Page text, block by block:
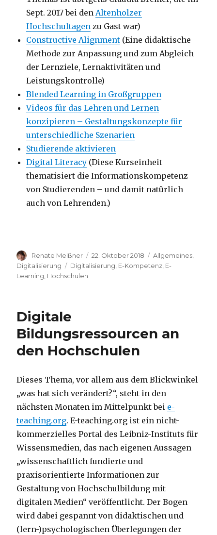
Sept. 2017 bei den Altenholzer
Hochschultagen zu Gast war)
Constructive Alignment (Eine didaktische
Methode zur Anpassung und zum Abgleich
der Lernziele, Lernaktivitäten und
Leistungskontrolle)
Blended Learning in Großgruppen
Videos für das Lehren und Lernen
konzipieren – Gestaltungskonzepte für
unterschiedliche Szenarien
Studierende aktivieren
Digital Literacy (Diese Kurseinheit
thematisiert die Informationskompetenz
von Studierenden – und damit natürlich
auch von Lehrenden.)
Autor
Renate Meißner
Veröffentlicht
am
22. Oktober 2018 Kategorien
Allgemeines
Digitalisierung
Schlagwörter
Digitalisierung E-Kompetenz E-
Learning Hochschulen
Digitale
Bildungsressourcen an
den Hochschulen
Dieses Thema, vor allem aus dem Blickwinkel
„was hat sich verändert?“, steht in den
nächsten Monaten im Mittelpunkt bei e-
teaching.org. E-teaching.org ist ein nicht-
kommerzielles Portal des Leibniz-Instituts für
Wissensmedien, das nach eigenen Aussagen
„wissenschaftlich fundierte und
praxisorientierte Informationen zur
Gestaltung von Hochschulbildung mit
digitalen Medien“ veröffentlicht. Der Bogen
wird dabei gespannt von didaktischen und
(lern-)psychologischen Überlegungen der